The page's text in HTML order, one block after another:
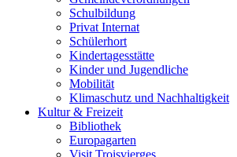
Schulbildung
Privat Internat
Schülerhort
Kindertagesstätte
Kinder und Jugendliche
Mobilität
Klimaschutz und Nachhaltigkeit
Kultur & Freizeit
Bibliothek
Europagarten
Visit Troisvierges